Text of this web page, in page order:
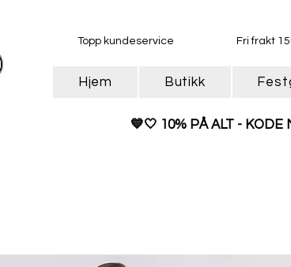
Topp kundeservice Fri frakt
Hjem Butikk
💙🤍 10% PÅ ALT - KODE